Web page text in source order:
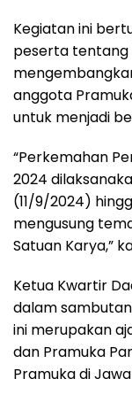
Kegiatan ini
peserta tentang
anggota
untuk menjadi
“Perkemahan
2024
(11/9/2024)
mengusung
Satuan Karya,”
Ketua Kwartir
dalam
ini merupakan
dan Pramuka
Pramuka di